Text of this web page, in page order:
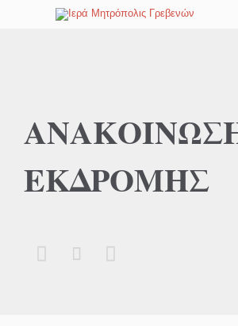
ΕΚΔΡΟΜΗΣ
  